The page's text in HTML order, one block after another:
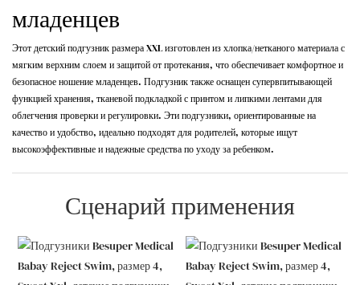
младенцев
Этот детский подгузник размера XXL изготовлен из хлопка/нетканого материала с
мягким верхним слоем и защитой от протекания, что обеспечивает комфортное и
безопасное ношение младенцев. Подгузник также оснащен супервпитывающей
функцией хранения, тканевой подкладкой с принтом и липкими лентами для
облегчения проверки и регулировки. Эти подгузники, ориентированные на
качество и удобство, идеально подходят для родителей, которые ищут
высокоэффективные и надежные средства по уходу за ребенком.
Сценарий применения